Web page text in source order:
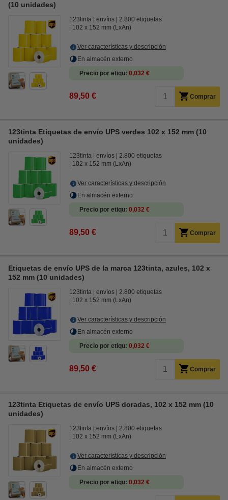
(10 unidades)
123tinta envíos
2.800 etiquetas
102 x 152 mm (LxAn)
Ver características y descripción
En almacén externo
Precio por etiqu 0,032 €
89,50 € Comprar
123tinta Etiquetas de envío UPS verdes 102 x 152 mm (10
unidades)
123tinta envíos
2.800 etiquetas
102 x 152 mm (LxAn)
Ver características y descripción
En almacén externo
Precio por etiqu 0,032 €
89,50 € Comprar
Etiquetas de envío UPS de la marca 123tinta, azules, 102 x
152 mm (10 unidades)
123tinta envíos
2.800 etiquetas
102 x 152 mm (LxAn)
Ver características y descripción
En almacén externo
Precio por etiqu 0,032 €
89,50 € Comprar
123tinta Etiquetas de envío UPS doradas, 102 x 152 mm (10
unidades)
123tinta envíos
2.800 etiquetas
102 x 152 mm (LxAn)
Ver características y descripción
En almacén externo
Precio por etiqu 0,032 €